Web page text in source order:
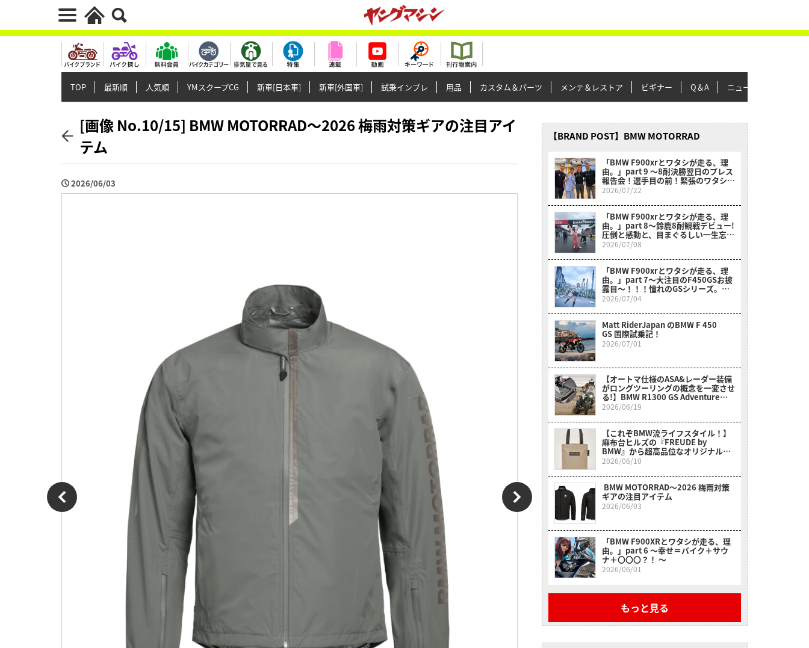
TOP 最新順 人気順 YMスクープCG 新車[日本車] 新車[外国車] 試乗インプレ 用品 カスタム＆パーツ メンテ＆レストア ビギナー Q＆A ニュース＆トピックス
[画像 No.10/15] BMW MOTORRAD〜2026 梅雨対策ギアの注目アイ
テム
2026/06/03
【BRAND POST】BMW MOTORRAD
「BMW F900xrとワタシが走る、理
由。」part 9 〜8耐決勝翌日のプレス
報告会！選手目の前！緊張のワタシ！
不思議！〜
2026/07/22
「BMW F900xrとワタシが走る、理
由。」part 8〜鈴鹿8耐観戦デビュー!
圧倒と感動と、目まぐるしい一生忘れ
られない1日〜
2026/07/08
「BMW F900xrとワタシが走る、理
由。」part 7～大注目のF450GSお披
露目～！！！憧れのGSシリーズ。女
性、小柄さん、リターンライダーさん
も〇〇のおかげでスイスイ乗れそう
だ？！～
2026/07/04
Matt RiderJapan のBMW F 450
GS 国際試乗記！
2026/07/01
【オートマ仕様のASA&レーダー装備
がロングツーリングの概念を一変させ
る!】BMW R1300 GS Adventure
Touring ASA試乗レポート
2026/06/19
【これぞBMW流ライフスタイル！】
麻布台ヒルズの『FREUDE by
BMW』から超高品位なオリジナルア
イテムが新登場！
2026/06/10
BMW MOTORRAD〜2026 梅雨対策
ギアの注目アイテム
2026/06/03
「BMW F900XRとワタシが走る、理
由。」part 6 〜幸せ＝バイク＋サウ
ナ＋〇〇〇？！ 〜
2026/06/01
もっと見る